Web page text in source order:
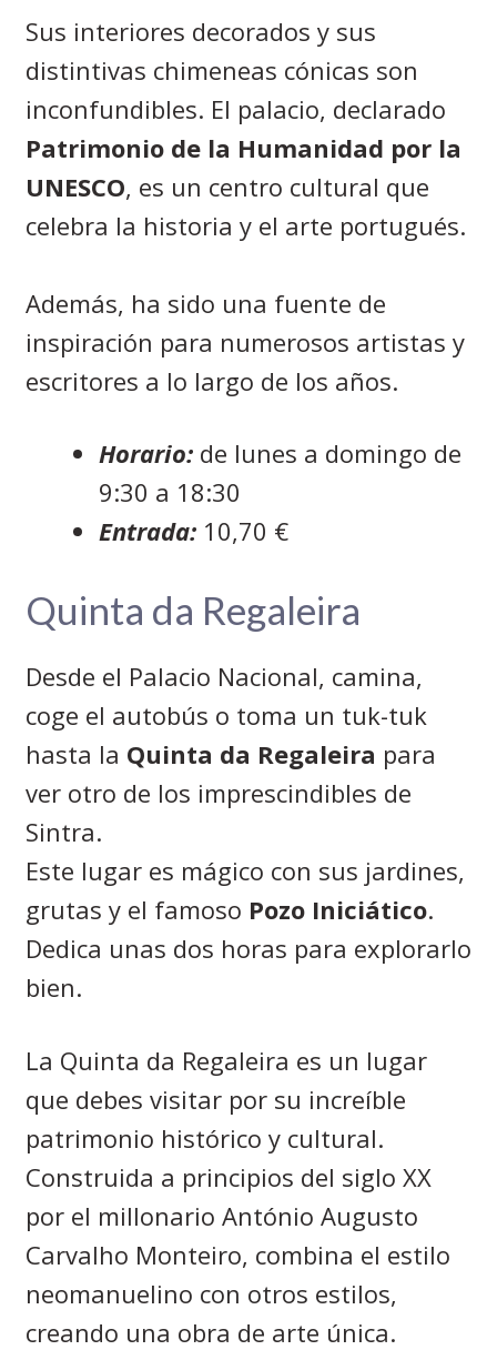
Sus interiores decorados y sus
distintivas chimeneas cónicas son
inconfundibles. El palacio, declarado
Patrimonio de la Humanidad por la
UNESCO, es un centro cultural que
celebra la historia y el arte portugués.
Además, ha sido una fuente de
inspiración para numerosos artistas y
escritores a lo largo de los años.
Horario: de lunes a domingo de
9:30 a 18:30
Entrada: 10,70 €
Quinta da Regaleira
Desde el Palacio Nacional, camina,
coge el autobús o toma un tuk-tuk
hasta la Quinta da Regaleira para
ver otro de los imprescindibles de
Sintra.
Este lugar es mágico con sus jardines,
grutas y el famoso Pozo Iniciático.
Dedica unas dos horas para explorarlo
bien.
La Quinta da Regaleira es un lugar
que debes visitar por su increíble
patrimonio histórico y cultural.
Construida a principios del siglo XX
por el millonario António Augusto
Carvalho Monteiro, combina el estilo
neomanuelino con otros estilos,
creando una obra de arte única.